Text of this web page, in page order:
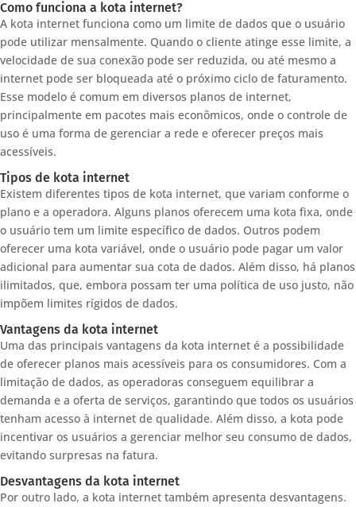
Como funciona a kota internet?
A kota internet funciona como um limite de dados que o usuário
pode utilizar mensalmente. Quando o cliente atinge esse limite, a
velocidade de sua conexão pode ser reduzida, ou até mesmo a
internet pode ser bloqueada até o próximo ciclo de faturamento.
Esse modelo é comum em diversos planos de internet,
principalmente em pacotes mais econômicos, onde o controle de
uso é uma forma de gerenciar a rede e oferecer preços mais
acessíveis.
Tipos de kota internet
Existem diferentes tipos de kota internet, que variam conforme o
plano e a operadora. Alguns planos oferecem uma kota fixa, onde
o usuário tem um limite específico de dados. Outros podem
oferecer uma kota variável, onde o usuário pode pagar um valor
adicional para aumentar sua cota de dados. Além disso, há planos
ilimitados, que, embora possam ter uma política de uso justo, não
impõem limites rígidos de dados.
Vantagens da kota internet
Uma das principais vantagens da kota internet é a possibilidade
de oferecer planos mais acessíveis para os consumidores. Com a
limitação de dados, as operadoras conseguem equilibrar a
demanda e a oferta de serviços, garantindo que todos os usuários
tenham acesso à internet de qualidade. Além disso, a kota pode
incentivar os usuários a gerenciar melhor seu consumo de dados,
evitando surpresas na fatura.
Desvantagens da kota internet
Por outro lado, a kota internet também apresenta desvantagens.